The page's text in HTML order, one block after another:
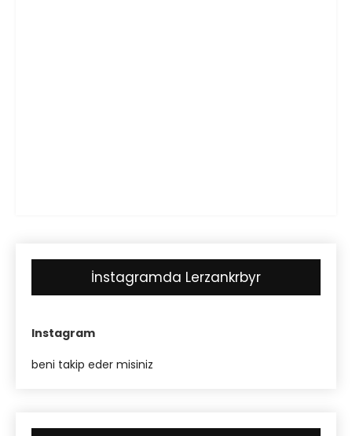
İnstagramda Lerzankrbyr
Instagram
beni takip eder misiniz